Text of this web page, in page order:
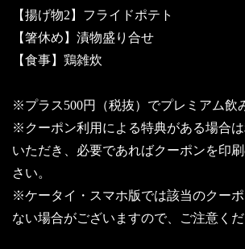
【揚げ物2】フライドポテト
【箸休め】漬物盛り合せ
【食事】鶏雑炊
※プラス500円（税抜）でプレミアム飲
※クーポン利用による特典がある場合
いただき、必要であればクーポンを印
さい。
※ケータイ・スマホ版では該当のクー
ない場合がございますので、ご注意くだ